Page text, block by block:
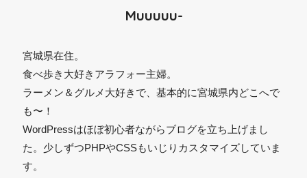
Muuuuu-
宮城県在住。
食べ歩き大好きアラフォー主婦。
ラーメン＆グルメ大好きで、基本的に宮城県内どこへで
も〜！
WordPressはほぼ初心者ながらブログを立ち上げまし
た。少しずつPHPやCSSもいじりカスタマイズしていま
す。